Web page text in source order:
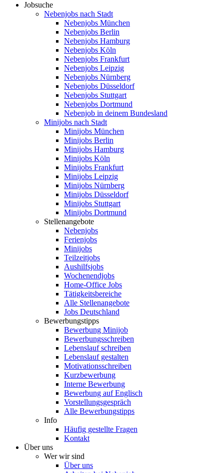
Jobsuche
Nebenjobs nach Stadt
Nebenjobs München
Nebenjobs Berlin
Nebenjobs Hamburg
Nebenjobs Köln
Nebenjobs Frankfurt
Nebenjobs Leipzig
Nebenjobs Nürnberg
Nebenjobs Düsseldorf
Nebenjobs Stuttgart
Nebenjobs Dortmund
Nebenjob in deinem Bundesland
Minijobs nach Stadt
Minijobs München
Minijobs Berlin
Minijobs Hamburg
Minijobs Köln
Minijobs Frankfurt
Minijobs Leipzig
Minijobs Nürnberg
Minijobs Düsseldorf
Minijobs Stuttgart
Minijobs Dortmund
Stellenangebote
Nebenjobs
Ferienjobs
Minijobs
Teilzeitjobs
Aushilfsjobs
Wochenendjobs
Home-Office Jobs
Tätigkeitsbereiche
Alle Stellenangebote
Jobs Deutschland
Bewerbungstipps
Bewerbung Minijob
Bewerbungsschreiben
Lebenslauf schreiben
Lebenslauf gestalten
Motivationsschreiben
Kurzbewerbung
Interne Bewerbung
Bewerbung auf Englisch
Vorstellungsgespräch
Alle Bewerbungstipps
Info
Häufig gestellte Fragen
Kontakt
Über uns
Wer wir sind
Über uns